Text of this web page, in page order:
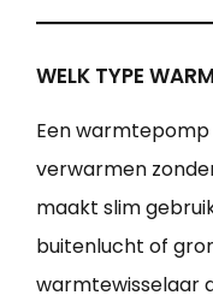
WELK TYPE
Een
verwarmen
maakt slim
buitenlucht of
warmtewisselaar